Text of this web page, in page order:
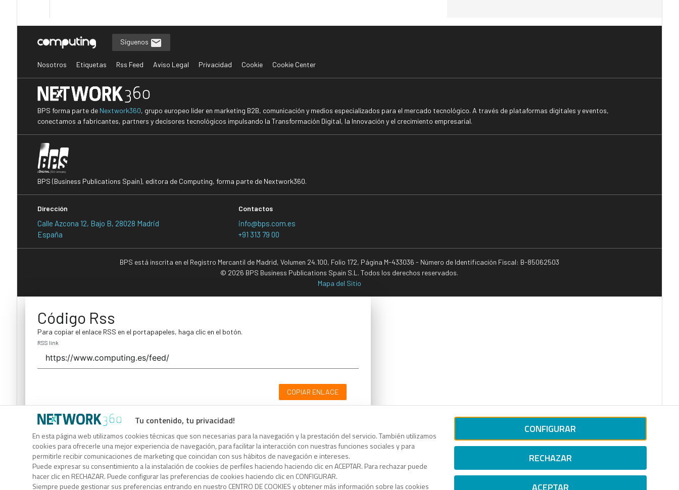
Tu contenido, tu privacidad!
En esta página web utilizamos cookies técnicas que son necesarias para la navegación y la prestación del servicio. También utilizamos
cookies para ofrecerle una mejor experiencia de navegación, para facilitar la interacción con nuestras funciones sociales y para
permitirle recibir comunicaciones de marketing que coincidan con sus hábitos de navegación e intereses.
Puede expresar su consentimiento a la instalación de cookies de perfiles haciendo haciendo clic en ACEPTAR. Para rechazar puede
hacer clic en RECHAZAR. Puede configurar las preferencias de cookies haciendo clic en CONFIGURAR.
Siempre puede gestionar sus preferencias entrando en nuestro CENTRO DE COOKIES y obtener más información sobre las cookies
CONFIGURAR
RECHAZAR
ACEPTAR
Síguenos
Nosotros Etiquetas Rss Feed Aviso Legal Privacidad Cookie Cookie Center
BPS forma parte de Nextwork360, grupo europeo líder en marketing B2B, comunicación y medios especializados para el mercado tecnológico. A través de plataformas digitales y eventos,
conectamos a fabricantes, partners y decisores tecnológicos impulsando la Transformación Digital, la Innovación y el crecimiento empresarial.
BPS (Business Publications Spain), editora de Computing, forma parte de Nextwork360.
Dirección
Calle Azcona 12, Bajo B, 28028 Madrid
España
Contactos
info@bps.com.es
+91 313 79 00
BPS está inscrita en el Registro Mercantil de Madrid, Volumen 24.100, Folio 172, Página M-433036 - Número de Identificación Fiscal: B-85062503
© 2026 BPS Business Publications Spain S.L. Todos los derechos reservados.
Mapa del Sitio
Código Rss
Para copiar el enlace RSS en el portapapeles, haga clic en el botón.
RSS link
COPIAR ENLACE
Código Rss
Para copiar el enlace RSS en el portapapeles, haga clic en el botón.